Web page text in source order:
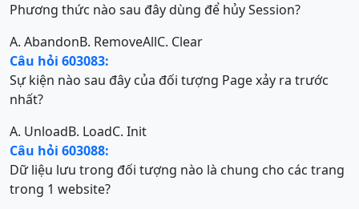
Phương thức nào sau đây dùng để hủy Session?
A. AbandonB. RemoveAllC. Clear
Câu hỏi 603083:
Sự kiện nào sau đây của đối tượng Page xảy ra trước
nhất?
A. UnloadB. LoadC. Init
Câu hỏi 603088:
Dữ liệu lưu trong đối tượng nào là chung cho các trang
trong 1 website?